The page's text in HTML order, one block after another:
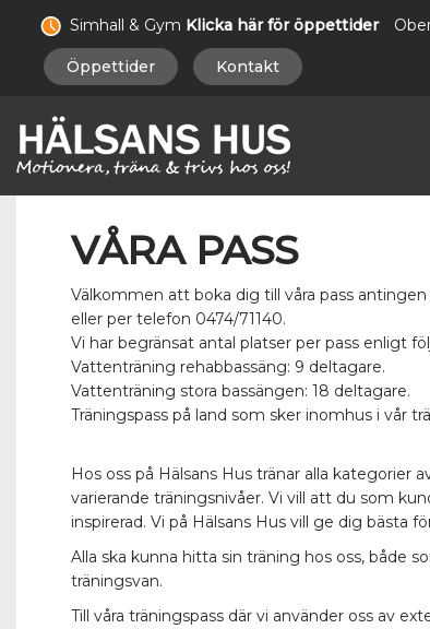
Simhall & Gym Klicka här för öppettider
Öppettider Kontakt
VÅRA PASS
Välkommen att boka dig till våra pass
eller per telefon 0474/71140.
Vi har begränsat antal platser per pass enligt
Vattenträning rehabbassäng: 9 deltagare.
Vattenträning stora bassängen: 18 deltagare.
Träningspass på land som sker inomhus i vår
Hos oss på Hälsans Hus tränar alla kategorier
varierande träningsnivåer. Vi vill att du som
inspirerad. Vi på Hälsans Hus vill ge dig bästa
Alla ska kunna hitta sin träning hos oss, både
träningsvan.
Till våra träningspass där vi använder oss av